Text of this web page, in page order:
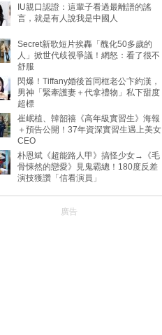
IU親口認證：這輩子看過最離譜的謠
言，就是有人說我是中國人
Secret新歌短片挨轟「醜化50多歲的
人」掀世代歧視爭議！網怒：看了很不
舒服
閃爆！Tiffany婚後首同框老公卞約漢，
男神「緊牽護妻＋代拿禮物」私下甜度
超標
崔岷植、韓韶禧《高年級實習生》海報
＋預告公開！37年資深實習生遇上美女
CEO
朴恩斌《超能路人甲》搞怪少女→《毛
骨悚然的戀愛》見鬼霸總！180度反差
演技獲讚「信看演員」
廣告